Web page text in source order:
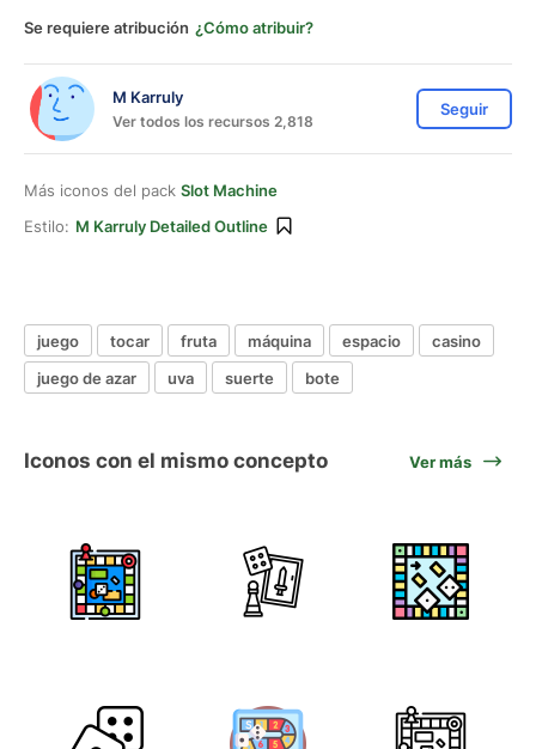
Se requiere atribución ¿Cómo atribuir?
M Karruly
Ver todos los recursos 2,818
Seguir
Más iconos del pack Slot Machine
Estilo: M Karruly Detailed Outline
juego tocar fruta máquina espacio
casino
juego de azar
uva suerte bote
Iconos con el mismo concepto Ver más